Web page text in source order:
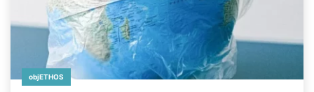
objETHOS